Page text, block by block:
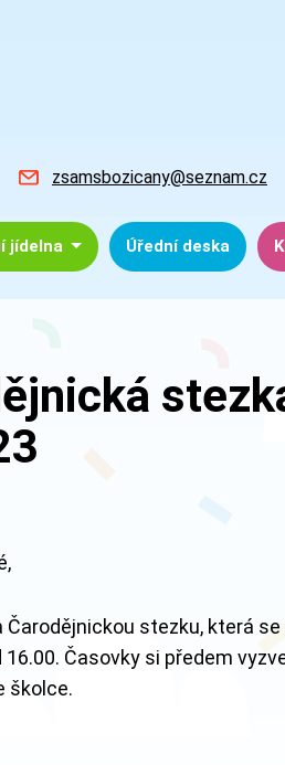
zsamsbozicany@seznam.cz
jídelna Úřední deska
Čarodějnickou stezku, která
16.00. Časovky si předem
školce.